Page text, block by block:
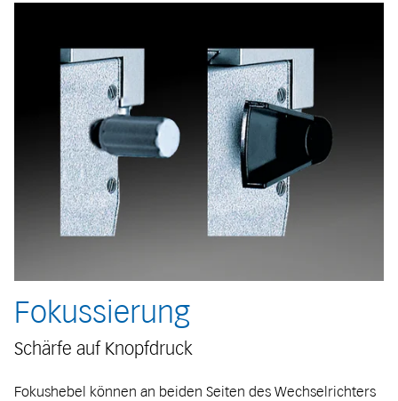
Fokussierung
Schärfe auf Knopfdruck
Fokushebel können an beiden Seiten des Wechselrichters